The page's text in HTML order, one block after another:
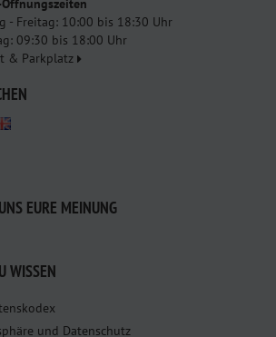
- Freitag: 10:00 bis 18:30 Uhr
09:30 bis 18:00 Uhr
& Parkplatz
EURE MEINUNG
WISSEN
und Datenschutz